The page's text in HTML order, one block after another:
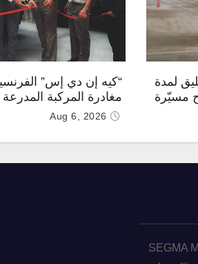
لمدة
مسيّرة
“كيه إن دي إس”
مغادرة المركبة
رقم 1000 لخط الإنتاجAug 6, 2026
SEGMA